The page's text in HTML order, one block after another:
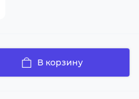
В корзину